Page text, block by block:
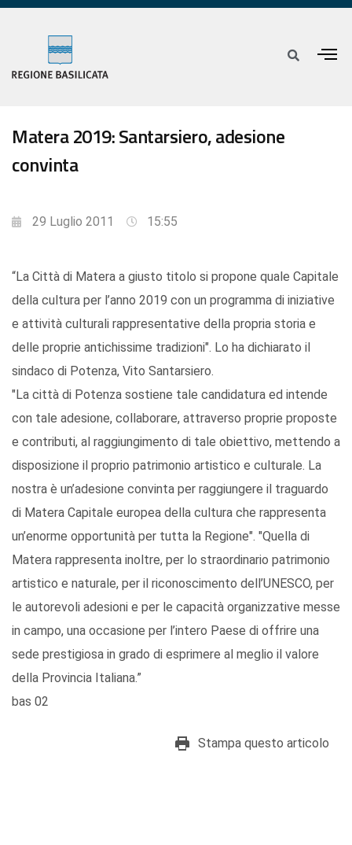
Matera 2019: Santarsiero, adesione
convinta
29 Luglio 2011 15:55
“La Città di Matera a giusto titolo si propone quale Capitale
della cultura per l’anno 2019 con un programma di iniziative
e attività culturali rappresentative della propria storia e
delle proprie antichissime tradizioni". Lo ha dichiarato il
sindaco di Potenza, Vito Santarsiero.
"La città di Potenza sostiene tale candidatura ed intende
con tale adesione, collaborare, attraverso proprie proposte
e contributi, al raggiungimento di tale obiettivo, mettendo a
disposizione il proprio patrimonio artistico e culturale. La
nostra è un’adesione convinta per raggiungere il traguardo
di Matera Capitale europea della cultura che rappresenta
un’enorme opportunità per tutta la Regione". "Quella di
Matera rappresenta inoltre, per lo straordinario patrimonio
artistico e naturale, per il riconoscimento dell’UNESCO, per
le autorevoli adesioni e per le capacità organizzative messe
in campo, una occasione per l’intero Paese di offrire una
sede prestigiosa in grado di esprimere al meglio il valore
della Provincia Italiana.”
bas 02
Stampa questo articolo